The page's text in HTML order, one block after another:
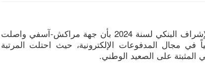
أفاد التقرير السنوي لبنك المغرب حول الإشراف البنكي لسنة 2024 بأن جهة مراكش-آسفي واصلت
في مجال المدفوعات الإلكترونية، حيث احتلت المرتبة
المثبتة على الصعيد الوطني.